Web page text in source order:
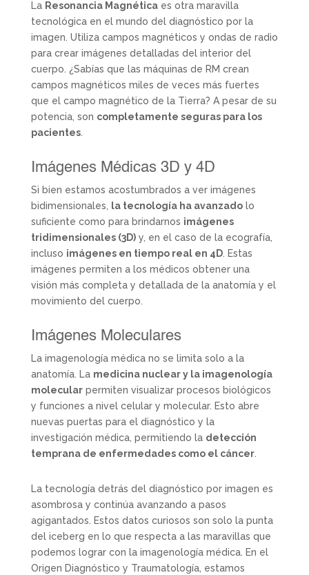
La Resonancia Magnéticaes otra maravilla
tecnológica en el mundo del diagnóstico por la
imagen. Utiliza campos magnéticos y ondas de radio
para crear imágenes detalladas del interior del
cuerpo. ¿Sabías que las máquinas de RM crean
campos magnéticos miles de veces más fuertes
que el campo magnético de la Tierra? A pesar de su
potencia, son completamente seguras para los
pacientes.
Imágenes Médicas 3D y 4D
Si bien estamos acostumbrados a ver imágenes
bidimensionales,
la tecnología ha avanzadolo
suficiente como para brindarnos imágenes
tridimensionales (3D)y, en el caso de la ecografía,
incluso imágenes en tiempo real en 4D. Estas
imágenes permiten a los médicos obtener una
visión más completa y detallada de la anatomía y el
movimiento del cuerpo.
Imágenes Moleculares
La imagenología médica no se limita solo a la
anatomía. La medicina nuclear y la imagenología
molecularpermiten visualizar procesos biológicos
y funciones a nivel celular y molecular. Esto abre
nuevas puertas para el diagnóstico y la
investigación médica, permitiendo la detección
temprana de enfermedades como el cáncer.
La tecnología detrás del diagnóstico por imagen es
asombrosa y continúa avanzando a pasos
agigantados. Estos datos curiosos son solo la punta
del iceberg en lo que respecta a las maravillas que
podemos lograr con la imagenología médica. En el
Origen Diagnóstico y Traumatología, estamos